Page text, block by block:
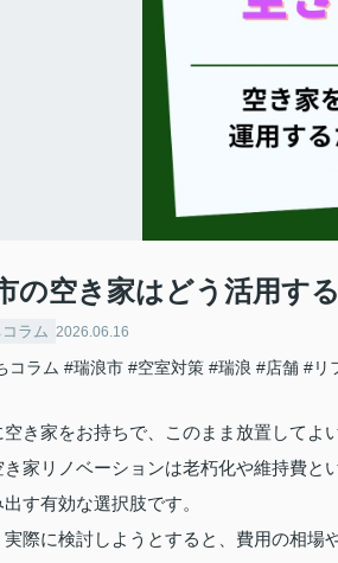
の空き家はどう活用す
ラム 2026.06.16
コラム #瑞浪市 #空室対策 #瑞浪 #店舗 #リ
き家をお持ちで、このまま放置してよ
き家リノベーションは老朽化や維持費と
す有効な選択肢です。
実際に検討しようとすると、費用の相